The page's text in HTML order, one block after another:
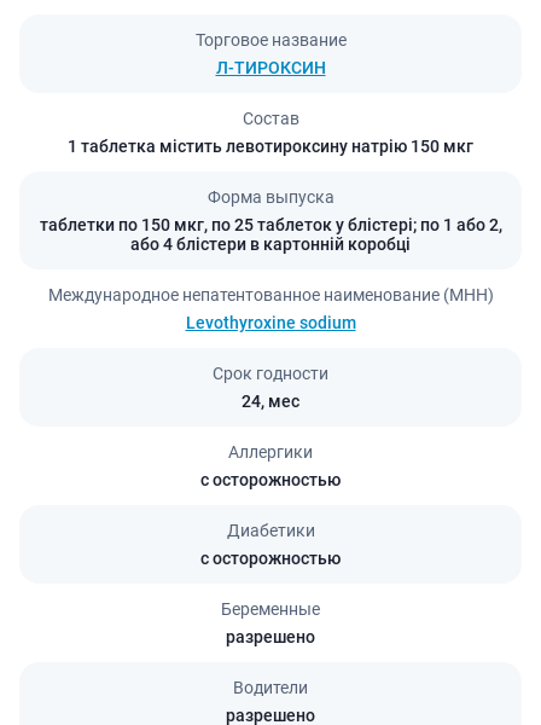
Торговое название
Л-ТИРОКСИН
Состав
1 таблетка містить левотироксину натрію 150 мкг
Форма выпуска
таблетки по 150 мкг, по 25 таблеток у блістері; по 1 або 2,
або 4 блістери в картонній коробці
Международное непатентованное наименование (МНН)
Levothyroxine sodium
Срок годности
24, мес
Аллергики
с осторожностью
Диабетики
с осторожностью
Беременные
разрешено
Водители
разрешено